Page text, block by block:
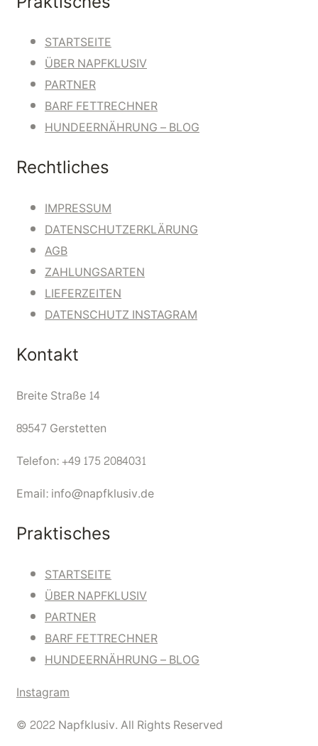
STARTSEITE
ÜBER NAPFKLUSIV
PARTNER
BARF FETTRECHNER
HUNDEERNÄHRUNG – BLOG
Rechtliches
IMPRESSUM
DATENSCHUTZERKLÄRUNG
AGB
ZAHLUNGSARTEN
LIEFERZEITEN
DATENSCHUTZ INSTAGRAM
Kontakt
Breite Straße 14
89547 Gerstetten
Telefon: +49 175 2084031
Email: info@napfklusiv.de
Praktisches
STARTSEITE
ÜBER NAPFKLUSIV
PARTNER
BARF FETTRECHNER
HUNDEERNÄHRUNG – BLOG
Instagram
© 2022 Napfklusiv. All Rights Reserved